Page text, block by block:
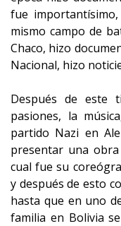
fue
mismo campo de
Chaco, hizo
Nacional, hizo
Después de este
pasiones, la
partido Nazi en
presentar una
cual fue su
y después de esto
hasta que en uno
familia en Bolivia